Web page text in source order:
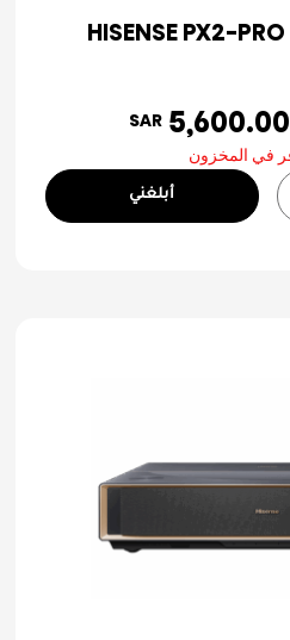
HISENSE PX2-
SAR 5,600.00
في المخزون
أبلغني